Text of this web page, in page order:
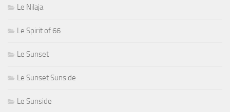
Le Nilaja
Le Spirit of 66
Le Sunset
Le Sunset Sunside
Le Sunside